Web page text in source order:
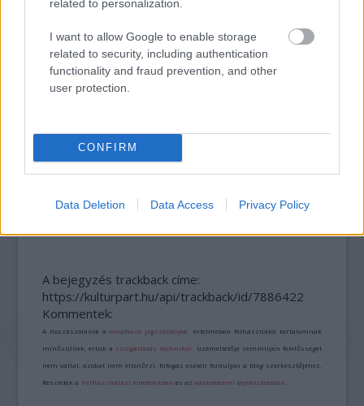
related to personalization.
I want to allow Google to enable storage
related to security, including authentication
functionality and fraud prevention, and other
user protection.
CONFIRM
Data Deletion Data Access Privacy Policy
AZ EMBERSÉG ÜNNEPE
KELEMEN BARNABÁS: A FESZTIVÁL AKADÉMIA
BUDAPEST JUBILEUMI 10. ÉVADA
A bejegyzés trackback címe:
https://kulturpart.hu/api/trackback/id/7886422
Kommentek:
A hozzászólások avonatkozó jogszabályok értelmében felhasználói tartalomnak
minősülnek, értük a szolgáltatás technikai üzemeltetője semmilyen felelősséget
nem vállal, azokat nem ellenőrzi. Kifogás esetén forduljon a blog szerkesztőjéhez.
Részletek a Felhasználási feltételekben és azadatvédelmi tájékoztatóban